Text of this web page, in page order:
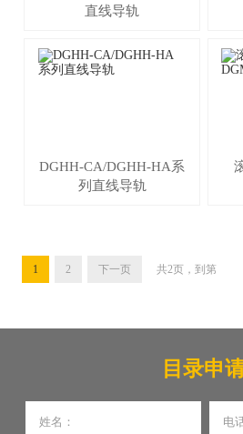
直线导轨
DGHH-CA/DGHH-HA系
列直线导轨
1 2 下一页 共2页，到第
目录申